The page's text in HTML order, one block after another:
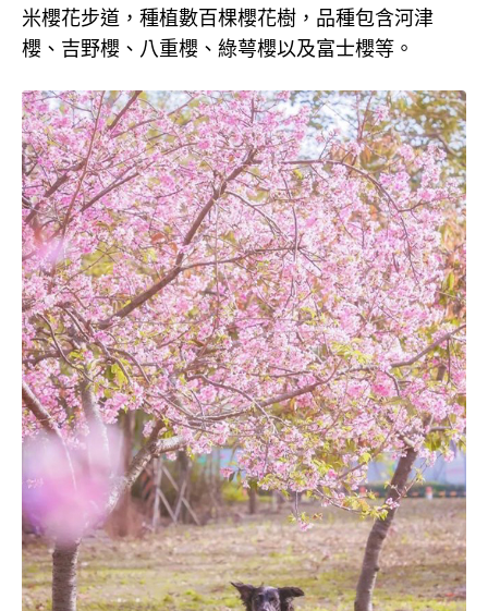
米櫻花步道，種植數百棵櫻花樹，品種包含河津
櫻、吉野櫻、八重櫻、綠萼櫻以及富士櫻等。